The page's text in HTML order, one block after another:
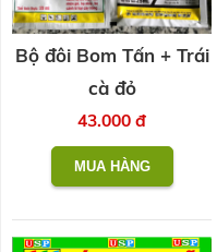
Bộ đôi Bom Tấn + Trái
cà đỏ
43.000 đ